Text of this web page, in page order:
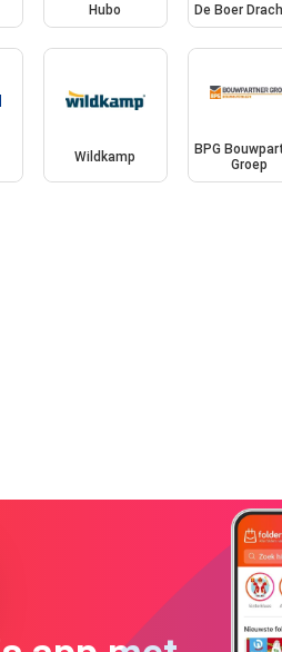
Hubo De Boer
Wildkamp
BPG
Groep